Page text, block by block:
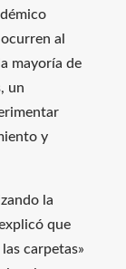
al
mayoría de
un
y
la
que
carpetas»